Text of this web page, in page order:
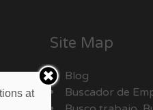
Site Map
Blog
Buscador de
at